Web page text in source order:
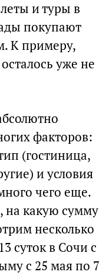
и туры в
покупают
К примеру,
уже не
факторов:
(гостиница,
и условия
чего еще.
на какую сумму
несколько
суток в Сочи с
с 25 мая по 7